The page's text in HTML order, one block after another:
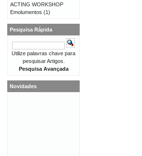
ACTING WORKSHOP
Emolumentos (1)
Pesquisa Rápida
Utilize palavras chave para
pesquisar Artigos.
Pesquisa Avançada
Novidades